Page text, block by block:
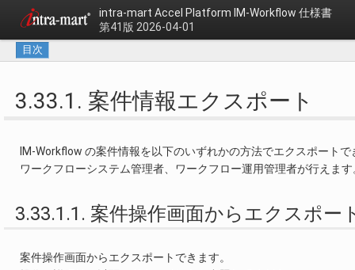
intra-mart Accel Platform IM-Workflow 仕様書
第41版 2026-04-01
目次
3.33.1. 案件情報エクスポート
IM-Workflow の案件情報を以下のいずれかの方法でエクスポートで
ワークフローシステム管理者、ワークフロー運用管理者が行えます
3.33.1.1. 案件操作画面からエクスポー
案件操作画面からエクスポートできます。